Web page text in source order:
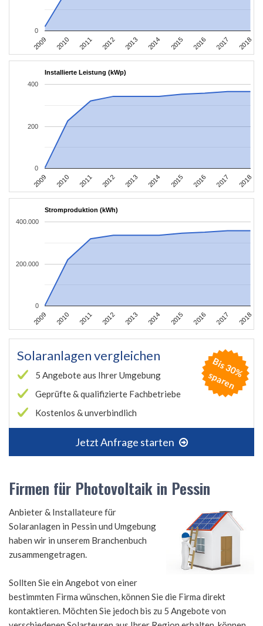
2009 2010 2011 2012 2013 2014 2015 2016 2017 2018
0
Installierte Leistung (kWp)
2009 2010 2011 2012 2013 2014 2015 2016 2017 2018
0
200
400
Stromproduktion (kWh)
2009 2010 2011 2012 2013 2014 2015 2016 2017 2018
0
200.000
400.000
Solaranlagen vergleichen
5 Angebote aus Ihrer Umgebung
Geprüfte & qualifizierte Fachbetriebe
Kostenlos & unverbindlich
Jetzt Anfrage starten
B
is
3
0
%
s
p
a
r
e
n
Firmen für Photovoltaik in Pessin
Anbieter & Installateure für
Solaranlagen in Pessin und Umgebung
haben wir in unserem Branchenbuch
zusammengetragen.
Sollten Sie ein Angebot von einer
bestimmten Firma wünschen, können Sie die Firma direkt
kontaktieren. Möchten Sie jedoch bis zu 5 Angebote von